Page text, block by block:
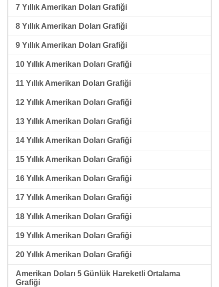
7 Yıllık Amerikan Doları Grafiği
8 Yıllık Amerikan Doları Grafiği
9 Yıllık Amerikan Doları Grafiği
10 Yıllık Amerikan Doları Grafiği
11 Yıllık Amerikan Doları Grafiği
12 Yıllık Amerikan Doları Grafiği
13 Yıllık Amerikan Doları Grafiği
14 Yıllık Amerikan Doları Grafiği
15 Yıllık Amerikan Doları Grafiği
16 Yıllık Amerikan Doları Grafiği
17 Yıllık Amerikan Doları Grafiği
18 Yıllık Amerikan Doları Grafiği
19 Yıllık Amerikan Doları Grafiği
20 Yıllık Amerikan Doları Grafiği
Amerikan Doları 5 Günlük Hareketli Ortalama
Grafiği